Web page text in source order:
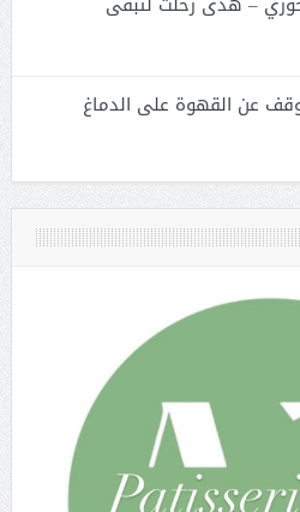
عن القهوة على الدماغ